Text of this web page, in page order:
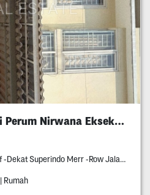
Rumah Dekat Merr Di Perum Nirwana Eksekutif
Perumahan Nirwana Eksekutif -Dekat Superindo Merr -Row Jalan Tiga Mobil -Rumahnya Di Blok Terdepan Perumahan Nirwana Eksekutif -Rumahnya Bangunan Tahun Dua Ribu Delapan Belas -Pagar Otomatis Pakai Remote -Surat Shm -Hadap Timur
| Rumah